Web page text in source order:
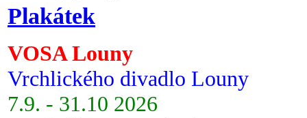
Plakátek
VOSA Louny
Vrchlického divadlo Louny
7.9. - 31.10 2026